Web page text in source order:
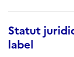
Statut
label